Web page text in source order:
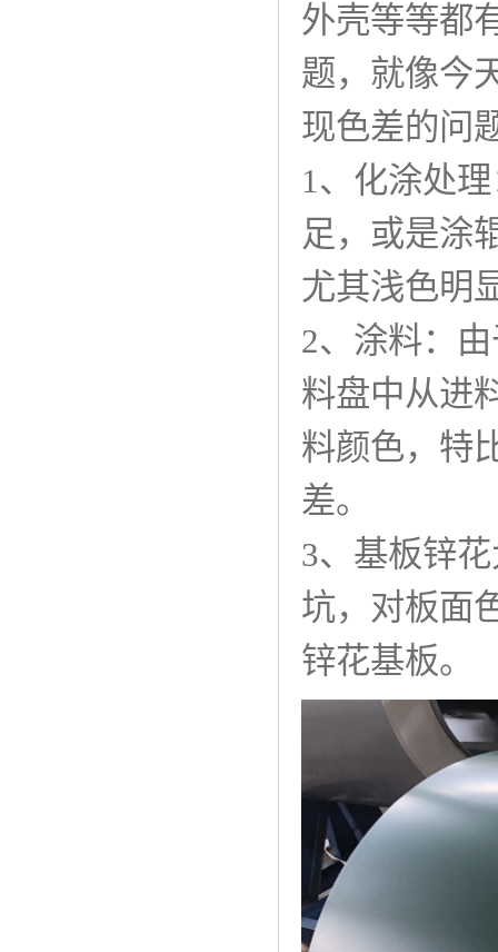
外壳等等都
题，就像今
现色差的问
1、化涂处
足，或是涂
尤其浅色明
2、涂料：
料盘中从进
料颜色，特
差。
3、基板锌
坑，对板面
锌花基板。